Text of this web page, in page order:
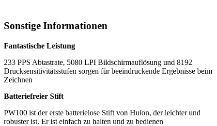
Sonstige Informationen
Fantastische Leistung
233 PPS Abtastrate, 5080 LPI Bildschirmauflösung und 8192
Drucksensitivitätsstufen sorgen für beeindruckende Ergebnisse beim
Zeichnen
Batteriefreier Stift
PW100 ist der erste batterielose Stift von Huion, der leichter und
robuster ist. Er ist einfach zu halten und zu bedienen